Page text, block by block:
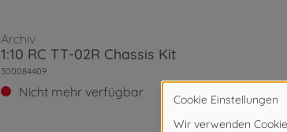
Archiv
1:10 RC TT-02R Chassis Kit
300084409
Nicht mehr verfügbar